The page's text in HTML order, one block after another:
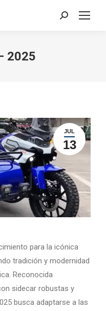
Search:
2025
JUL
13
para la icónica
tradición y modernidad
Reconocida
sidecar robustas y
busca adaptarse a las